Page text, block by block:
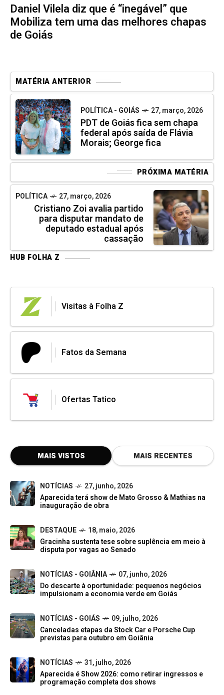
Daniel Vilela diz que é “inegável” que
Mobiliza tem uma das melhores chapas
de Goiás
MATÉRIA ANTERIOR
POLÍTICA - GOIÁS 27, março, 2026
PDT de Goiás fica sem chapa
federal após saída de Flávia
Morais; George fica
PRÓXIMA MATÉRIA
POLÍTICA 27, março, 2026
Cristiano Zoi avalia partido
para disputar mandato de
deputado estadual após
cassação
HUB FOLHA Z
Visitas à Folha Z
Fatos da Semana
Ofertas Tatico
MAIS VISTOS MAIS RECENTES
NOTÍCIAS
27, junho, 2026
Aparecida terá show de Mato Grosso & Mathias na
inauguração de obra
DESTAQUE
18, maio, 2026
Gracinha sustenta tese sobre suplência em meio à
disputa por vagas ao Senado
NOTÍCIAS - GOIÂNIA
07, junho, 2026
Do descarte à oportunidade: pequenos negócios
impulsionam a economia verde em Goiás
NOTÍCIAS - GOIÁS
09, julho, 2026
Canceladas etapas da Stock Car e Porsche Cup
previstas para outubro em Goiânia
NOTÍCIAS
31, julho, 2026
Aparecida é Show 2026: como retirar ingressos e
programação completa dos shows